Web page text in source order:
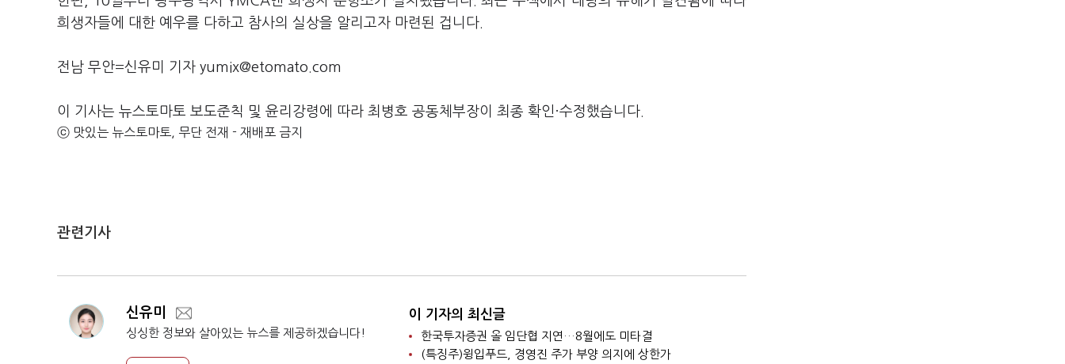
희생자들에 대한 예우를 다하고 참사의 실상을 알리고자 마련된 겁니다.
전남 무안=신유미 기자 yumix@etomato.com
이 기사는 뉴스토마토 보도준칙 및 윤리강령에 따라 최병호 공동체부장이 최종 확인·수정했습니다.
ⓒ 맛있는 뉴스토마토, 무단 전재 - 재배포 금지
관련기사
신유미
싱싱한 정보와 살아있는 뉴스를 제공하겠습니다!
이 기자의 최신글
한국투자증권 올 임단협 지연…8월에도 미타결
(특징주)윙입푸드, 경영진 주가 부양 의지에 상한가